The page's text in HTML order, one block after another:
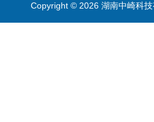
Copyright © 2026 湖南中崎科